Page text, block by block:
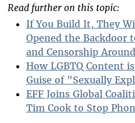
Read further on this topic:
If You Build It, They
Opened the Backdoor
and Censorship
How LGBTQ Content
Guise of "Sexually
EFF Joins Global
Tim Cook to Stop